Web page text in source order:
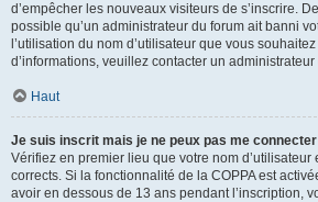
d’empêcher les nouveaux visiteurs de s’inscrire.
possible qu’un administrateur du forum ait banni
l’utilisation du nom d’utilisateur que vous
d’informations, veuillez contacter un administrateur
Haut
Je suis inscrit mais je ne peux pas me connecter
Vérifiez en premier lieu que votre nom d’utilisateur
corrects. Si la fonctionnalité de la COPPA est
avoir en dessous de 13 ans pendant l’inscription,